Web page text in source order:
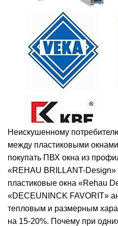
Неискушенному
между пластиковыми
покупать ПВХ окна из
«REHAU BRILLANT-Design»
пластиковые окна «Rehau
«DECEUNINCK FAVORIT»
тепловым и размерным
на 15-20%. Почему при